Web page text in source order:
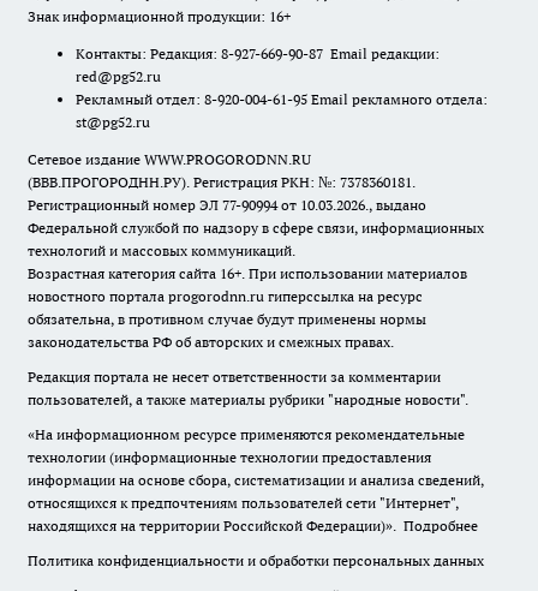
Знак информационной продукции: 16+
Контакты: Редакция: 8-927-669-90-87 Email редакции:
red@pg52.ru
Рекламный отдел: 8-920-004-61-95 Email рекламного отдела:
st@pg52.ru
Сетевое издание WWW.PROGORODNN.RU
(ВВВ.ПРОГОРОДНН.РУ). Регистрация РКН: №: 7378360181.
Регистрационный номер ЭЛ 77-90994 от 10.03.2026., выдано
Федеральной службой по надзору в сфере связи, информационных
технологий и массовых коммуникаций.
Возрастная категория сайта 16+. При использовании материалов
новостного портала progorodnn.ru гиперссылка на ресурс
обязательна, в противном случае будут применены нормы
законодательства РФ об авторских и смежных правах.
Редакция портала не несет ответственности за комментарии
пользователей, а также материалы рубрики "народные новости".
«На информационном ресурсе применяются рекомендательные
технологии (информационные технологии предоставления
информации на основе сбора, систематизации и анализа сведений,
относящихся к предпочтениям пользователей сети "Интернет",
находящихся на территории Российской Федерации)». Подробнее
Политика конфиденциальности и обработки персональных данных